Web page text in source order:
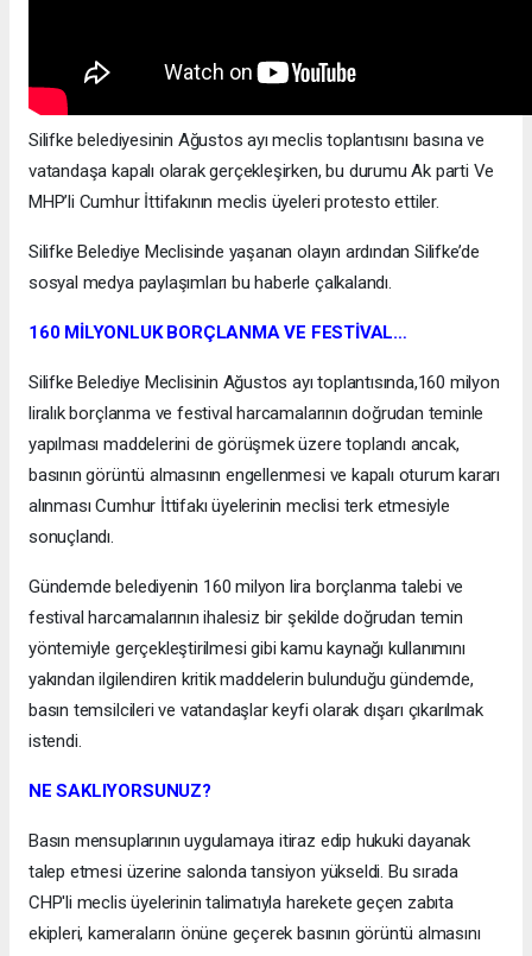
Silifke belediyesinin Ağustos ayı meclis toplantısını basına ve
vatandaşa kapalı olarak gerçekleşirken, bu durumu Ak parti Ve
MHP’li Cumhur İttifakının meclis üyeleri protesto ettiler.
Silifke Belediye Meclisinde yaşanan olayın ardından Silifke’de
sosyal medya paylaşımları bu haberle çalkalandı.
160 MİLYONLUK BORÇLANMA VE FESTİVAL…
Silifke Belediye Meclisinin Ağustos ayı toplantısında,160 milyon
liralık borçlanma ve festival harcamalarının doğrudan teminle
yapılması maddelerini de görüşmek üzere toplandı ancak,
basının görüntü almasının engellenmesi ve kapalı oturum kararı
alınması Cumhur İttifakı üyelerinin meclisi terk etmesiyle
sonuçlandı.
Gündemde belediyenin 160 milyon lira borçlanma talebi ve
festival harcamalarının ihalesiz bir şekilde doğrudan temin
yöntemiyle gerçekleştirilmesi gibi kamu kaynağı kullanımını
yakından ilgilendiren kritik maddelerin bulunduğu gündemde,
basın temsilcileri ve vatandaşlar keyfi olarak dışarı çıkarılmak
istendi.
NE SAKLIYORSUNUZ?
Basın mensuplarının uygulamaya itiraz edip hukuki dayanak
talep etmesi üzerine salonda tansiyon yükseldi. Bu sırada
CHP'li meclis üyelerinin talimatıyla harekete geçen zabıta
ekipleri, kameraların önüne geçerek basının görüntü almasını